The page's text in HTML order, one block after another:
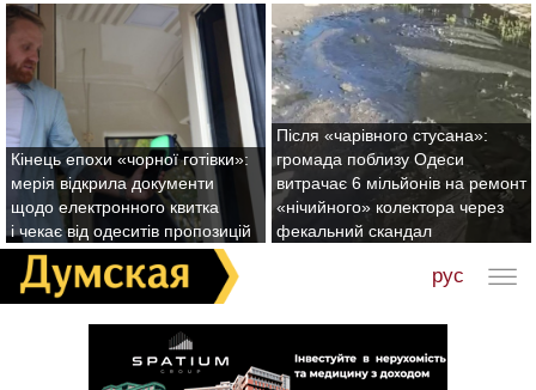
Кінець епохи «чорної готівки»:
мерія відкрила документи
щодо електронного квитка
і чекає від одеситів пропозицій
Після «чарівного стусана»:
громада поблизу Одеси
витрачає 6 мільйонів на ремонт
«нічийного» колектора через
фекальний скандал
рус